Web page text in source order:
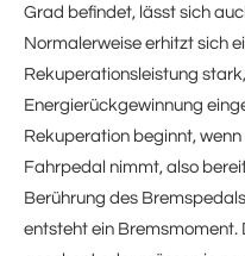
Grad befindet, lässt sich
Normalerweise erhitzt sich
Rekuperationsleistung
Energierückgewinnung
Rekuperation beginnt,
Fahrpedal nimmt, also
Berührung des
entsteht ein Bremsmoment.